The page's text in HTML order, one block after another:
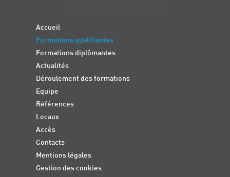
Accueil
Formations qualifiantes
Formations diplômantes
Actualités
Déroulement des formations
Equipe
Références
Locaux
Accès
Contacts
Mentions légales
Gestion des cookies